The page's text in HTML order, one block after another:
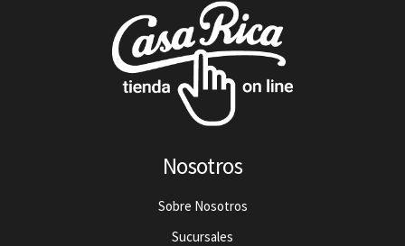
Nosotros
Sobre Nosotros
Sucursales